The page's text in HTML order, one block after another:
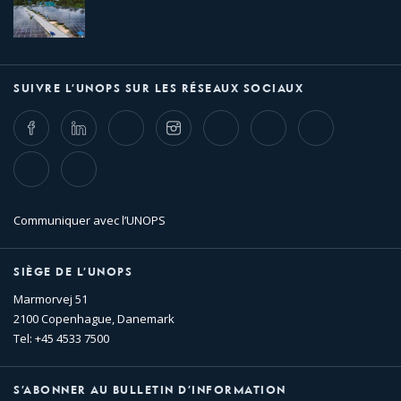
SUIVRE L’UNOPS SUR LES RÉSEAUX SOCIAUX
FacebookLinkedIn Twitter InstagramWhatsappBluesky Threads
TikTok Flickr
Communiquer avec l’UNOPS
SIÈGE DE L’UNOPS
Marmorvej 51
2100 Copenhague, Danemark
Tel: +45 4533 7500
S’ABONNER AU BULLETIN D’INFORMATION